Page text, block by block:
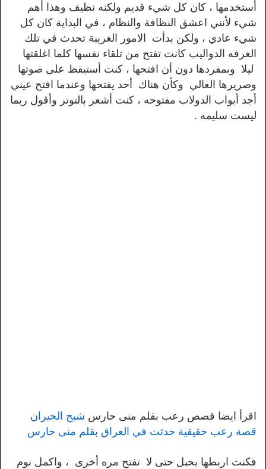
أستخدمها ، كان كل شيء قديم ولكنه نظيف وهذا أهم
شيء لأنني اعشق النظافة والنظام ، في البداية كان كل
شيء عادي ، ولكن بدأت الامور الغريبة تحدث في تلك
الغرفه الدواليب كانت تفتح من تلقاء نفسها كلما اغلقتها
ليلا وبمفردها دون أن افتحها ، كنت أستيقظ على صوتها
وصريرها العالي وكأن هناك أحد يفتحها وعندما افتح عيني
أجد أبواب الدولاب مفتوحه ، كنت أشعر بالتوتر وأقول ربما
ليست سليمه .
اقرأ ايضا قصص رعب بقلم منى حارس شبح الجيران
قصة رعب حقيقية حدثت في العراق بقلم منى حارس
فكنت اربطها بحبل حتى لا تفتح مره أخرى ، واكمل نوم